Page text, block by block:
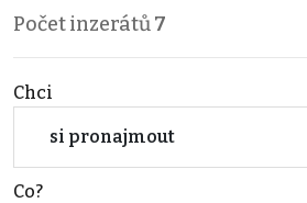
Počet inzerátů7
Chci
si pronajmout
Co?